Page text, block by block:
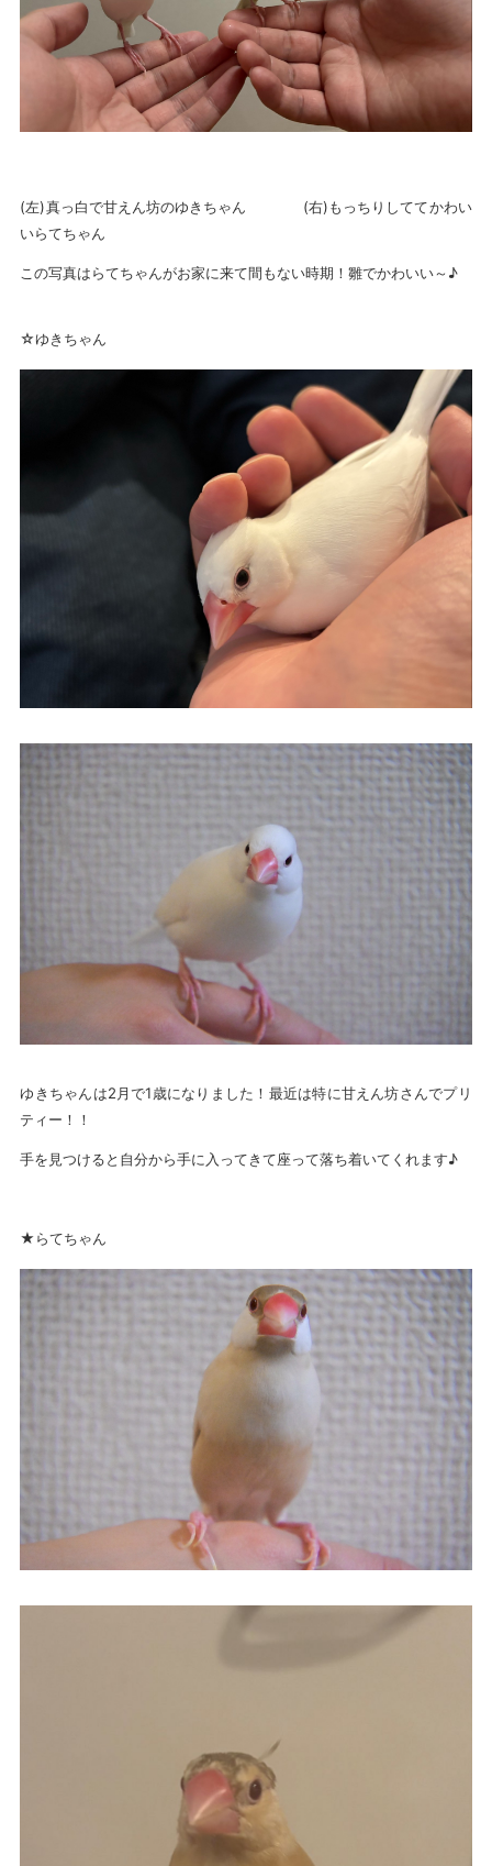
(左)真っ白で甘えん坊のゆきちゃん (右)もっちりしててかわい
いらてちゃん
この写真はらてちゃんがお家に来て間もない時期！雛でかわいい～♪
☆ゆきちゃん
ゆきちゃんは2月で1歳になりました！最近は特に甘えん坊さんでプリ
ティー！！
手を見つけると自分から手に入ってきて座って落ち着いてくれます♪
★らてちゃん